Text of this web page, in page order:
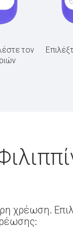
τον
χρέωση.